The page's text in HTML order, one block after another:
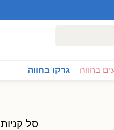
בחווה גרקו בחווה
סל קניות